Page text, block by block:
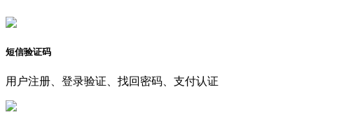
短信验证码
用户注册、登录验证、找回密码、支付认证